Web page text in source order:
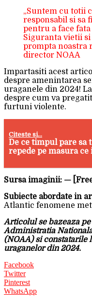
„Suntem cu totii
responsabil si sa
pentru a face
Siguranta vietii
prompta noastra
director NOAA
Impartasiti acest
despre amenintarea
uraganele din 2024!
despre cum va
furtuni violente.
Citeste si...
De ce timpul pare sa
repede pe masura
Sursa imaginii: —
Subiecte abordate in
Atlantic fenomene
Articolul se bazeaza
Administratia
(NOAA) si
uraganelor din 2024.
Facebook
Twitter
Pinterest
WhatsApp